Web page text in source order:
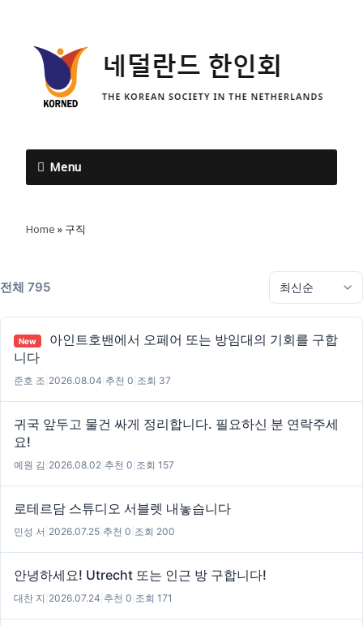
Menu
Home » 구직
전체 795
New
아인트호밴에서 오페어 또는 방임대의 기회를 구합
니다
준호 조 2026.08.04 추천 0 조회 37
귀국 앞두고 물건 싸게 정리합니다. 필요하신 분 연락주세
요!
예원 김 2026.08.02 추천 0 조회 157
로테르담 스튜디오 서블렛 내놓습니다
민성 서 2026.07.25 추천 0 조회 200
안녕하세요! Utrecht 또는 인근 방 구합니다!
대찬 지 2026.07.24 추천 0 조회 171